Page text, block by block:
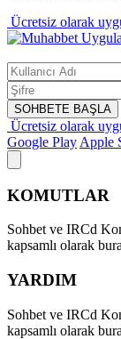
Ücretsiz olarak
SOHBETE BAŞLA
Ücretsiz olarak
Google Play Apple
KOMUTLAR
Sohbet ve IRCd
kapsamlı olarak
YARDIM
Sohbet ve IRCd
kapsamlı olarak